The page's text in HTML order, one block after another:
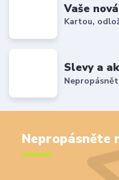
Vaše
Kartou,
Slevy a
Nepropásněte